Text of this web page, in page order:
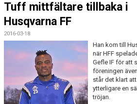
MATCHER
Tuff mittfältare tillbaka i
Husqvarna FF
2016-03-18
Han kom till
när HFF
Gefle IF för att
föreningen
står det klart
ytterligare en
tröjan.